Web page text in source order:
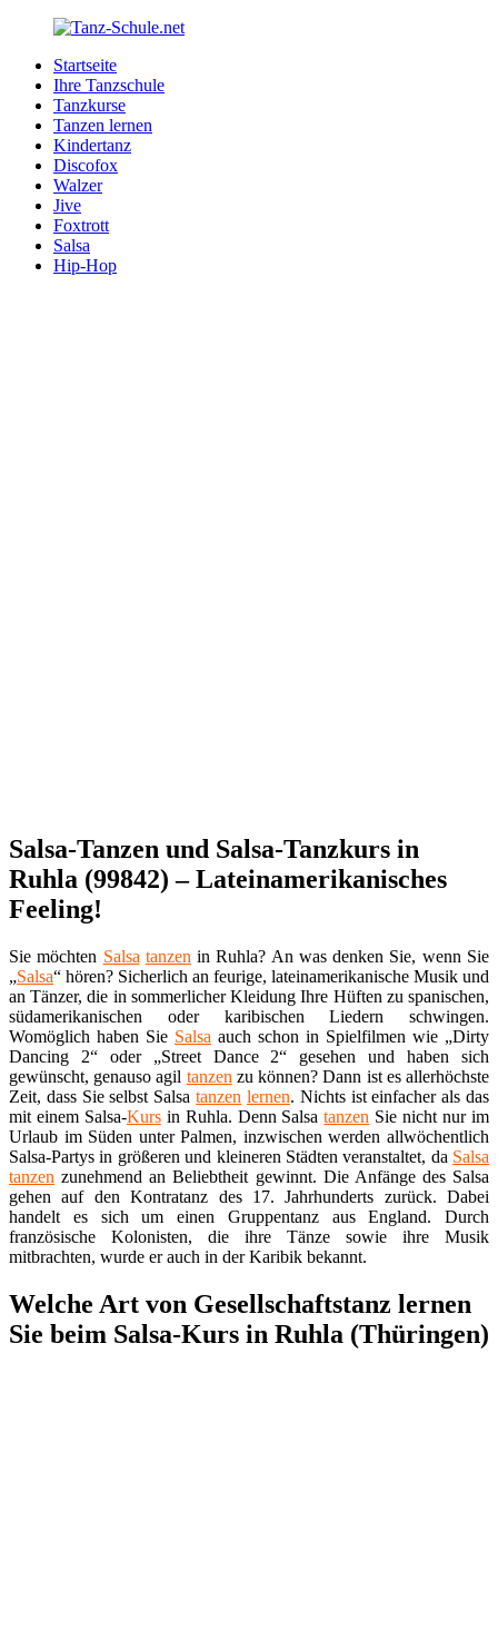
Zurück
Inhalt
Tanz-
Schule.net
Ihre
Tanzschule
Internet
Startseite
Ihre Tanzschule
Tanzkurse
Tanzen lernen
Kindertanz
Discofox
Walzer
Jive
Foxtrott
Salsa
Hip-Hop
Salsa-Tanzen und Salsa-Tanzkurs in
Ruhla (99842) – Lateinamerikanisches
Feeling!
Sie möchten Salsa tanzen in Ruhla? An was denken Sie, wenn Sie
„Salsa“ hören? Sicherlich an feurige, lateinamerikanische Musik und
an Tänzer, die in sommerlicher Kleidung Ihre Hüften zu spanischen,
südamerikanischen oder karibischen Liedern schwingen.
Womöglich haben Sie Salsa auch schon in Spielfilmen wie „Dirty
Dancing 2“ oder „Street Dance 2“ gesehen und haben sich
gewünscht, genauso agil tanzen zu können? Dann ist es allerhöchste
Zeit, dass Sie selbst Salsatanzen lernen. Nichts ist einfacher als das
mit einem Salsa-Kursin Ruhla. Denn Salsatanzen Sie nicht nur im
Urlaub im Süden unter Palmen, inzwischen werden allwöchentlich
Salsa-Partys in größeren und kleineren Städten veranstaltet, da Salsa
tanzen zunehmend an Beliebtheit gewinnt. Die Anfänge des Salsa
gehen auf den Kontratanz des 17. Jahrhunderts zurück. Dabei
handelt es sich um einen Gruppentanz aus England. Durch
französische Kolonisten, die ihre Tänze sowie ihre Musik
mitbrachten, wurde er auch in der Karibik bekannt.
Welche Art von Gesellschaftstanz lernen
Sie beim Salsa-Kurs in Ruhla (Thüringen)